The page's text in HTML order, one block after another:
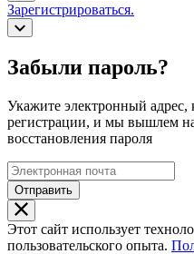
Зарегистрироваться.
Забыли пароль?
Укажите электронный
регистрации, и мы вышлем
восстановления пароля
Отправить
Этот сайт использует
пользовательского опыта.